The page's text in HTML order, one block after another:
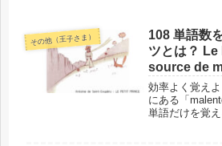
スなのです。
景 では、単語
「J...
その他（王子さま）
108 単語数
ツとは？
source de
効率よく覚え
にある「
単語だけを覚